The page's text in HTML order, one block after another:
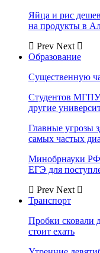
Яйца и рис
на продукты в
Prev Next
Образование
Существенную
Студентов МГПУ
другие
Главные угрозы
самых частых
Минобрнауки
ЕГЭ для
Prev Next
Транспорт
Пробки сковали
стоит ехать